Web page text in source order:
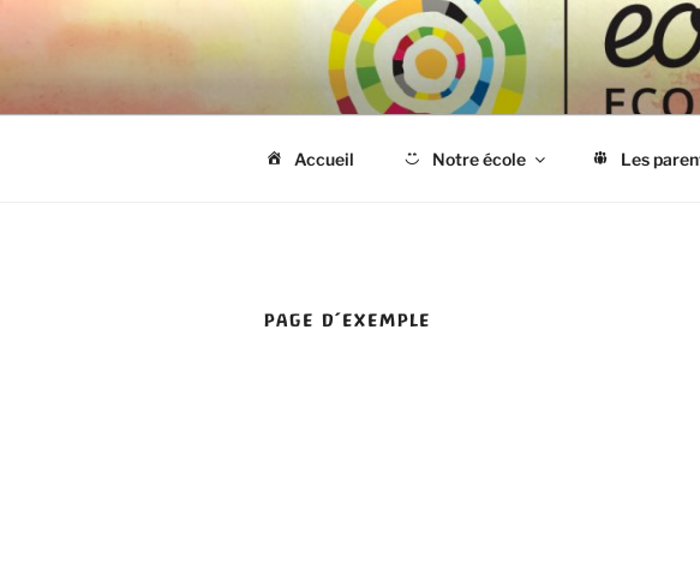
ECOLE EOS
Ecole Steiner Bruxelles
Accueil Notre école Les
PAGE D’EXEMPLE